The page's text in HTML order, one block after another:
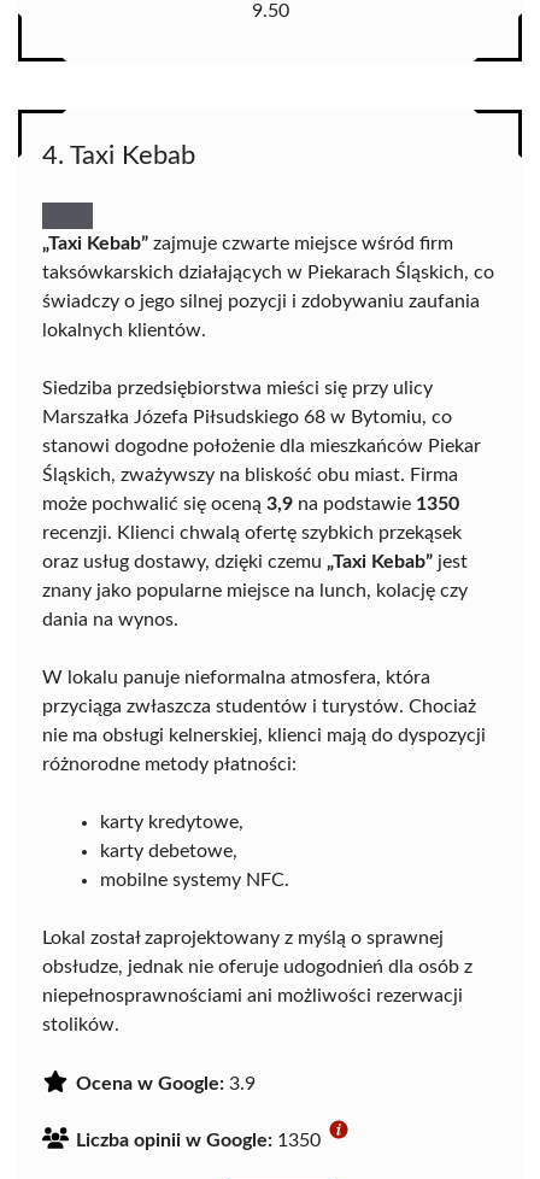
9.50
4. Taxi Kebab
„Taxi Kebab” zajmuje czwarte miejsce wśród firm
taksówkarskich działających w Piekarach Śląskich, co
świadczy o jego silnej pozycji i zdobywaniu zaufania
lokalnych klientów.
Siedziba przedsiębiorstwa mieści się przy ulicy
Marszałka Józefa Piłsudskiego 68 w Bytomiu, co
stanowi dogodne położenie dla mieszkańców Piekar
Śląskich, zważywszy na bliskość obu miast. Firma
może pochwalić się oceną 3,9 na podstawie 1350
recenzji. Klienci chwalą ofertę szybkich przekąsek
oraz usług dostawy, dzięki czemu „Taxi Kebab” jest
znany jako popularne miejsce na lunch, kolację czy
dania na wynos.
W lokalu panuje nieformalna atmosfera, która
przyciąga zwłaszcza studentów i turystów. Chociaż
nie ma obsługi kelnerskiej, klienci mają do dyspozycji
różnorodne metody płatności:
karty kredytowe,
karty debetowe,
mobilne systemy NFC.
Lokal został zaprojektowany z myślą o sprawnej
obsłudze, jednak nie oferuje udogodnień dla osób z
niepełnosprawnościami ani możliwości rezerwacji
stolików.
Ocena w Google: 3.9
Liczba opinii w Google: 1350